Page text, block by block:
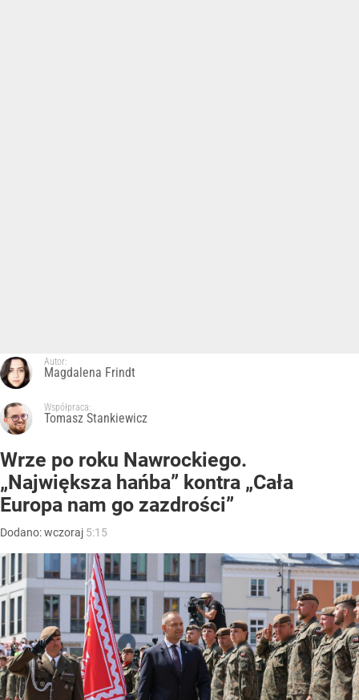
Autor:
Magdalena Frindt
Współpraca:
Tomasz Stankiewicz
Wrze po roku Nawrockiego.
„Największa hańba” kontra „Cała
Europa nam go zazdrości”
Dodano:wczoraj 5:15